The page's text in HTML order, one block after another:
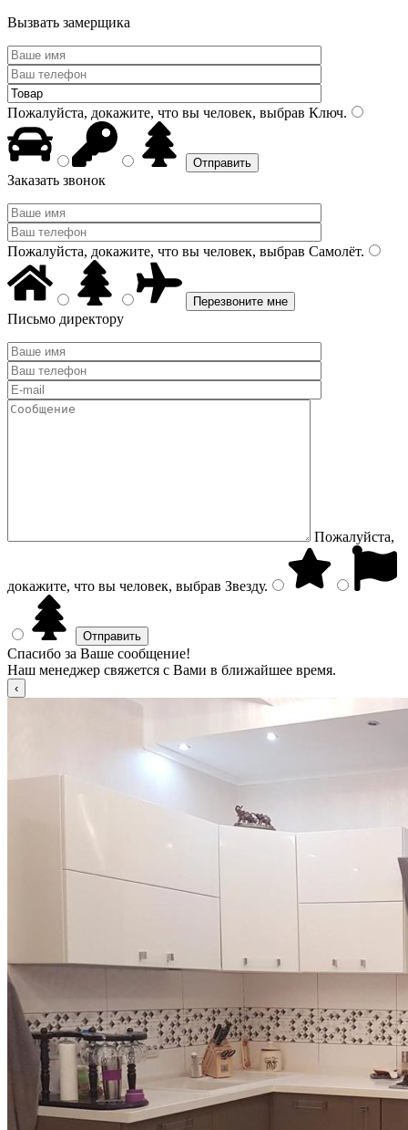
Вызвать замерщика
Пожалуйста, докажите, что вы человек, выбрав Ключ.
Заказать звонок
Пожалуйста, докажите, что вы человек, выбрав Самолёт.
Письмо директору
Пожалуйста,
докажите, что вы человек, выбрав Звезду.
Спасибо за Ваше сообщение!
Наш менеджер свяжется с Вами в ближайшее время.